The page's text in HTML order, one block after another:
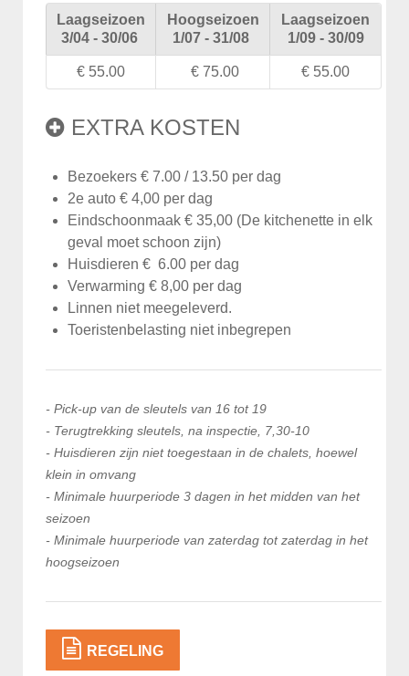
Laagseizoen
3/04 - 30/06
Hoogseizoen
1/07 - 31/08
Laagseizoen
1/09 - 30/09
€ 55.00 € 75.00 € 55.00
EXTRA KOSTEN
Bezoekers € 7.00 / 13.50 per dag
2e auto € 4,00 per dag
Eindschoonmaak € 35,00 (De kitchenette in elk
geval moet schoon zijn)
Huisdieren € 6.00 per dag
Verwarming € 8,00 per dag
Linnen niet meegeleverd.
Toeristenbelasting niet inbegrepen
- Pick-up van de sleutels van 16 tot 19
- Terugtrekking sleutels, na inspectie, 7,30-10
- Huisdieren zijn niet toegestaan in de chalets, hoewel
klein in omvang
- Minimale huurperiode 3 dagen in het midden van het
seizoen
- Minimale huurperiode van zaterdag tot zaterdag in het
hoogseizoen
REGELING